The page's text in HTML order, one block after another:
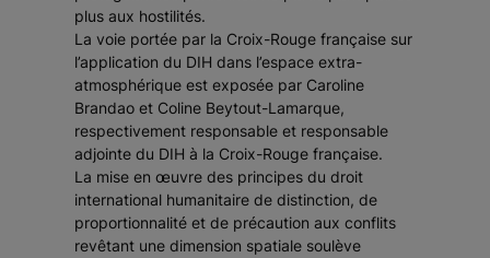
plus aux hostilités.
La voie portée par la Croix-Rouge française sur
l’application du DIH dans l’espace extra-
atmosphérique est exposée par Caroline
Brandao et Coline Beytout-Lamarque,
respectivement responsable et responsable
adjointe du DIH à la Croix-Rouge française.
La mise en œuvre des principes du droit
international humanitaire de distinction, de
proportionnalité et de précaution aux conflits
revêtant une dimension spatiale soulève